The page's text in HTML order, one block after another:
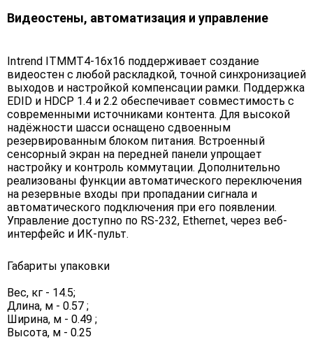
Видеостены, автоматизация и управление
Intrend ITMMT4-16x16 поддерживает создание
видеостен с любой раскладкой, точной синхронизацией
выходов и настройкой компенсации рамки. Поддержка
EDID и HDCP 1.4 и 2.2 обеспечивает совместимость с
современными источниками контента. Для высокой
надёжности шасси оснащено сдвоенным
резервированным блоком питания. Встроенный
сенсорный экран на передней панели упрощает
настройку и контроль коммутации. Дополнительно
реализованы функции автоматического переключения
на резервные входы при пропадании сигнала и
автоматического подключения при его появлении.
Управление доступно по RS-232, Ethernet, через веб-
интерфейс и ИК-пульт.
Габариты упаковки
Вес, кг - 14.5;
Длина, м - 0.57 ;
Ширина, м - 0.49 ;
Высота, м - 0.25